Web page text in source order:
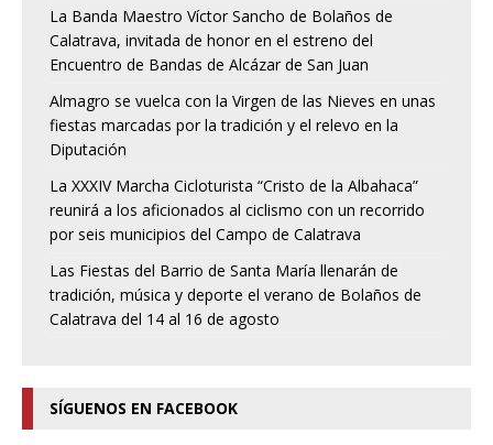
La Banda Maestro Víctor Sancho de Bolaños de
Calatrava, invitada de honor en el estreno del
Encuentro de Bandas de Alcázar de San Juan
Almagro se vuelca con la Virgen de las Nieves en unas
fiestas marcadas por la tradición y el relevo en la
Diputación
La XXXIV Marcha Cicloturista “Cristo de la Albahaca”
reunirá a los aficionados al ciclismo con un recorrido
por seis municipios del Campo de Calatrava
Las Fiestas del Barrio de Santa María llenarán de
tradición, música y deporte el verano de Bolaños de
Calatrava del 14 al 16 de agosto
SÍGUENOS EN FACEBOOK